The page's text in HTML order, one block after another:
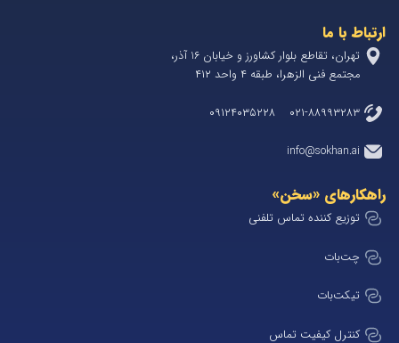
ارتباط با ما
تهران، تقاطع بلوار کشاورز و خیابان 1۶ آذر،
مجتمع فنی الزهرا، طبقه ۴ واحد ۴۱۲
۰۲۱-۸۸۹۹۳۲۸۳ ۰۹۱۲۴۰۳۵۲۲۸
info@sokhan.ai
راهکارهای «سخن»
توزیع کننده تماس تلفنی
چت‌بات
تیکت‌بات
کنترل کیفیت تماس